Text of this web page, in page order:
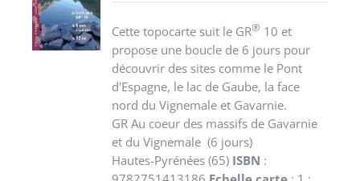
DÉTAILS
Cette topocarte suit le GR® 10 et
propose une boucle de 6 jours pour
découvrir des sites comme le Pont
d'Espagne, le lac de Gaube, la face
nord du Vignemale et Gavarnie.
GR Au coeur des massifs de Gavarnie
et du Vignemale (6 jours)
Hautes-Pyrénées (65) ISBN :